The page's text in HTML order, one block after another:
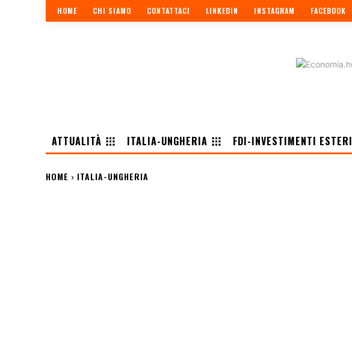
HOME CHI SIAMO CONTATTACI LINKEDIN INSTAGRAM FACEBOOK
ATTUALITÀ
ITALIA-UNGHERIA FDI-INVESTIMENTI ESTERI
HOME ITALIA-UNGHERIA